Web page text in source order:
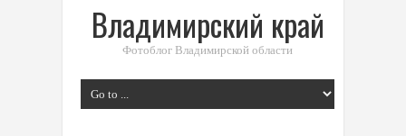
Владимирский край
Фотоблог Владимирской области